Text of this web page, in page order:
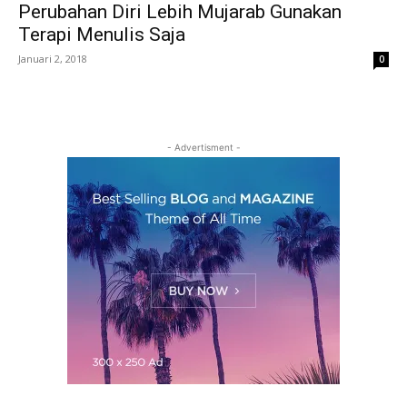
Perubahan Diri Lebih Mujarab Gunakan
Terapi Menulis Saja
Januari 2, 2018 0
- Advertisment -